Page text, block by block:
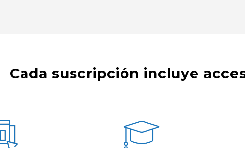
Cada suscripción incluye